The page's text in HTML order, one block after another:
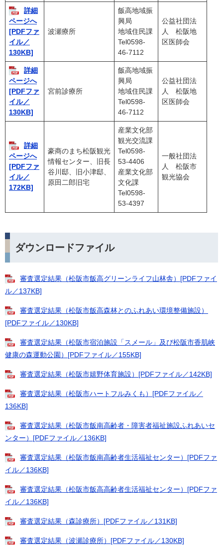
詳細
ページへ
[PDFファ
イル／
130KB]
波瀬療所
飯高地域振
興局
地域住民課
Tel0598-
46-7112
公益社団法
人 松阪地
区医師会
詳細
ページへ
[PDFファ
イル／
130KB]
宮前診療所
飯高地域振
興局
地域住民課
Tel0598-
46-7112
公益社団法
人 松阪地
区医師会
詳細
ページへ
[PDFファ
イル／
172KB]
豪商のまち松阪観光
情報センター、旧長
谷川邸、旧小津邸、
原田二郎旧宅
産業文化部
観光交流課
Tel0598-
53-4406
産業文化部
文化課
Tel0598-
53-4397
一般社団法
人 松阪市
観光協会
ダウンロードファイル
審査選定結果（松阪市飯高グリーンライフ山林舎）[PDFファイ
ル／137KB]
審査選定結果（松阪市飯高森林とのふれあい環境整備施設）
[PDFファイル／130KB]
審査選定結果（松阪市宿泊施設「スメール」及び松阪市香肌峡
健康の森運動公園）[PDFファイル／155KB]
審査選定結果（松阪市嬉野体育施設）[PDFファイル／142KB]
審査選定結果（松阪市ハートフルみくも）[PDFファイル／
136KB]
審査選定結果（松阪市飯南高齢者・障害者福祉施設ふれあいセ
ンター）[PDFファイル／136KB]
審査選定結果（松阪市飯南高齢者生活福祉センター）[PDFファ
イル／136KB]
審査選定結果（松阪市飯高高齢者生活福祉センター）[PDFファ
イル／136KB]
審査選定結果（森診療所）[PDFファイル／131KB]
審査選定結果（波瀬診療所）[PDFファイル／130KB]